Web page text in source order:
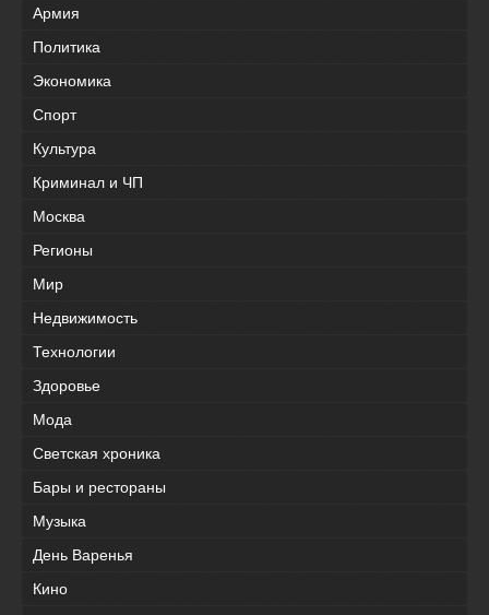
Армия
Политика
Экономика
Спорт
Культура
Криминал и ЧП
Москва
Регионы
Мир
Недвижимость
Технологии
Здоровье
Мода
Светская хроника
Бары и рестораны
Музыка
День Варенья
Кино